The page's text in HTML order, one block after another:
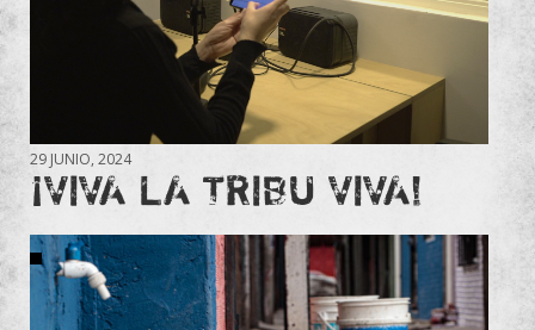
29 JUNIO, 2024
¡VIVA LA TRIBU VIVA!